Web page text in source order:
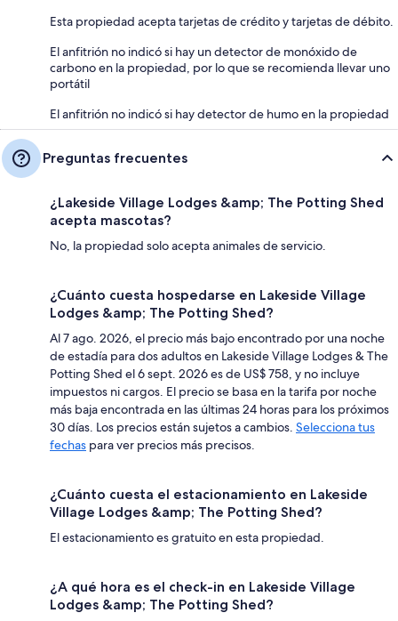
Esta propiedad acepta tarjetas de crédito y tarjetas de débito.
El anfitrión no indicó si hay un detector de monóxido de
carbono en la propiedad, por lo que se recomienda llevar uno
portátil
El anfitrión no indicó si hay detector de humo en la propiedad
Preguntas frecuentes
¿Lakeside Village Lodges &amp; The Potting Shed
acepta mascotas?
No, la propiedad solo acepta animales de servicio.
¿Cuánto cuesta hospedarse en Lakeside Village
Lodges &amp; The Potting Shed?
Al 7 ago. 2026, el precio más bajo encontrado por una noche
de estadía para dos adultos en Lakeside Village Lodges & The
Potting Shed el 6 sept. 2026 es de US$ 758, y no incluye
impuestos ni cargos. El precio se basa en la tarifa por noche
más baja encontrada en las últimas 24 horas para los próximos
30 días. Los precios están sujetos a cambios. Selecciona tus
fechas para ver precios más precisos.
¿Cuánto cuesta el estacionamiento en Lakeside
Village Lodges &amp; The Potting Shed?
El estacionamiento es gratuito en esta propiedad.
¿A qué hora es el check-in en Lakeside Village
Lodges &amp; The Potting Shed?